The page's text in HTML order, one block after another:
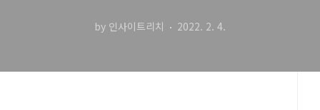
by 인사이트리치 2022. 2. 4.